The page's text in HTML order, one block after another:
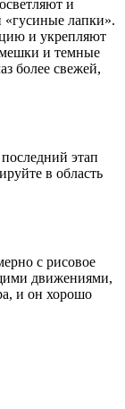
и
лапки».
и укрепляют
и темные
более свежей,
этап
в область
с рисовое
движениями,
и он хорошо